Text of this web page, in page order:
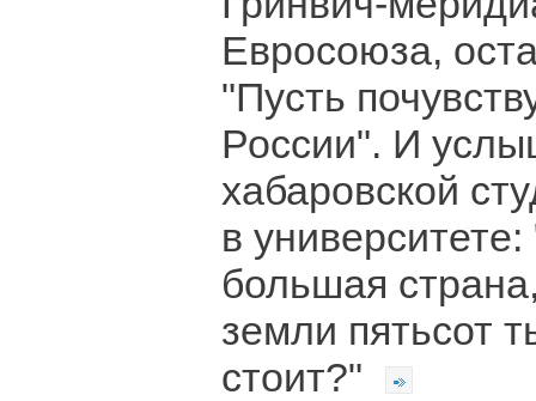
Евросоюза,
"Пусть
России". И
хабаровской
в
большая
земли пятьсот
стоит?"